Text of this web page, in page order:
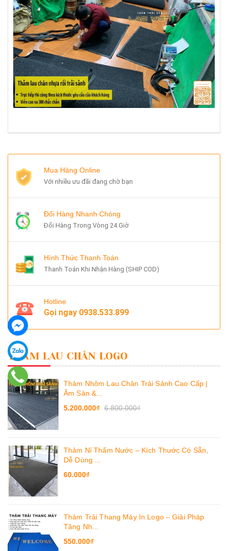
Mua Hàng Online
Với nhiều ưu đãi đang chờ bạn
Đổi Hàng Nhanh Chóng
Đổi Hàng Trong Vòng 24 Giờ
Hình Thức Thanh Toán
Thanh Toán Khi Nhận Hàng (SHIP COD)
Hotline
Gọi ngay 0938.533.899
THẢM LAU CHÂN LOGO
Thảm Nhôm Lau Chân Trải Sảnh Cao Cấp |
Âm Sàn &...
5.200.000₫ 6.800.000₫
Thảm Nỉ Thấm Nước – Kích Thước Có Sẵn,
Dễ Dùng ...
60.000₫
Thảm Trải Thang Máy In Logo – Giải Pháp
Tăng Nh...
550.000₫